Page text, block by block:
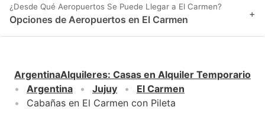
¿Desde Qué Aeropuertos Se Puede Llegar a El Carmen?
Opciones de Aeropuertos en El Carmen +
ArgentinaAlquileres: Casas en Alquiler Temporario
Argentina
Jujuy
El Carmen
Cabañas en El Carmen con Pileta